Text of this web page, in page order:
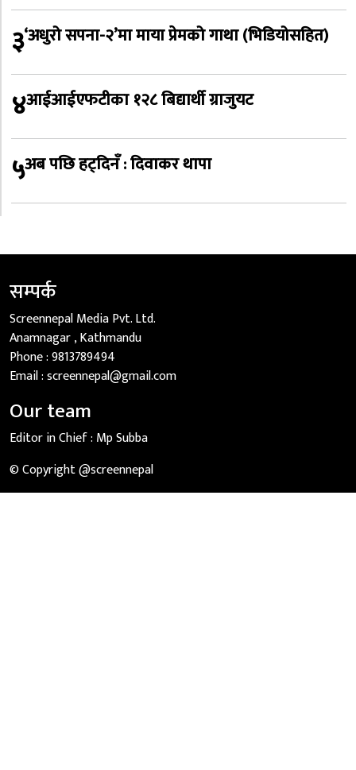
३‘अधुरो सपना-२’मा माया प्रेमको गाथा (भिडियोसहित)
४आईआईएफटीका १२८ बिद्यार्थी ग्राजुयट
५अब पछि हट्दिनँ : दिवाकर थापा
सम्पर्क
Screennepal Media Pvt. Ltd.
Anamnagar , Kathmandu
Phone :9813789494
Email :screennepal@gmail.com
Our team
Editor in Chief : Mp Subba
© Copyright @screennepal